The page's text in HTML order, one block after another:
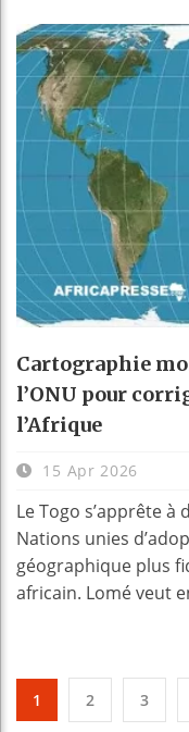
Cartographie
l’ONU pour
l’Afrique
15 Apr 2026
Le Togo s’apprête
Nations unies
géographique plus
africain. Lomé veut
1 2 3